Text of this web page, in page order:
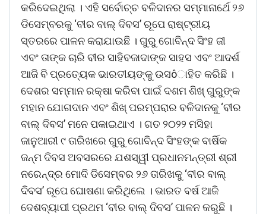
କରିଦେଇଥିଲା । ଏହି ସର୍ବୋଚ୍ଚ ବଳିଦାନର ସମ୍ମାନାର୍ଥେ ୨୬
ଡିସେମ୍ବରକୁ ‘ବୀର ବାଲ୍ ଦିବସ’ ରୂପେ ରାଷ୍ଟ୍ରୀୟ
ସ୍ତରରେ ପାଳନ କରାଯାଉଛି । ଗୁରୁ ଗୋବିନ୍ଦ ସିଂହ ଜୀ
ଏବଂ ତାଙ୍କ ଚାରି ବୀର ସାହିବଜାଦାଙ୍କ ସାହସ ଏବଂ ଆଦର୍ଶ
ଆଜି ବି ପ୍ରତ୍ୟେକ ଭାରତୀୟଙ୍କୁ ଉସôାହିତ କରିଛି ।
ଦେଶର ସମ୍ମାନ ରକ୍ଷା କରିବା ପାଇଁ ଦଶମ ଶିଖ୍ ଗୁରୁଙ୍କ
ମହାନ ଯୋଗଦାନ ଏବଂ ଶିଖ୍ ପରମ୍ପରାର ବଳିଦାନକୁ ‘ବୀର
ବାଲ୍ ଦିବସ’ ମନେ ପକାଇଥାଏ । ଗତ ୨୦୨୨ ମସିହା
ଜାନୁଆରୀ ୯ ତାରିଖରେ ଗୁରୁ ଗୋବିନ୍ଦ ସିଂହଙ୍କ ବାର୍ଷିକ
ଜନ୍ମ ଦିବସ ଅବସରରେ ଯଶସ୍ୱୀ ପ୍ରଧାନମନ୍ତ୍ରୀ ଶ୍ରୀ
ନରେନ୍ଦ୍ର ମୋଦି ଡିସେମ୍ବର ୨୬ ତାରିଖକୁ ‘ବୀର ବାଲ୍
ଦିବସ’ ରୂପେ ଘୋଷଣା କରିଥିଲେ । ଭାରତ ବର୍ଷ ଆଜି
ଦେଶବ୍ୟାପୀ ପ୍ରଥମ ‘ବୀର ବାଲ୍ ଦିବସ’ ପାଳନ କରୁଛି ।